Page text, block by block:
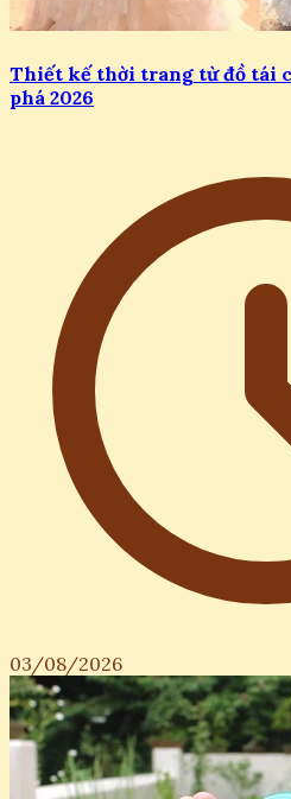
Thiết kế thời trang từ đồ tái
phá 2026
03/08/2026